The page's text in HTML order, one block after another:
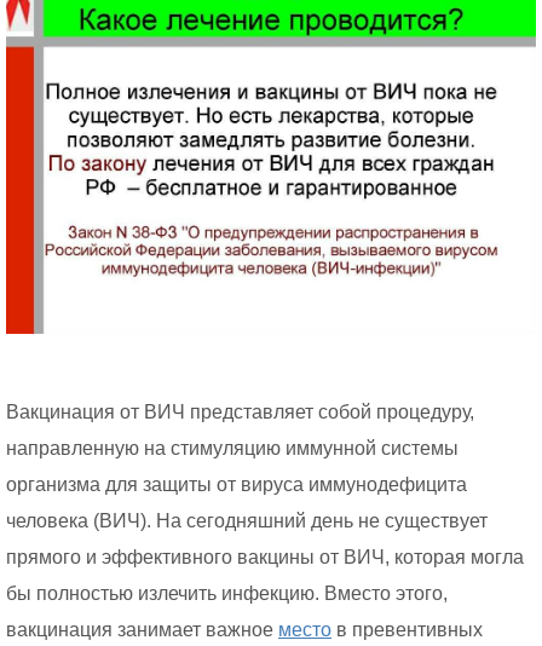
Вакцинация от ВИЧ представляет собой процедуру,
направленную на стимуляцию иммунной системы
организма для защиты от вируса иммунодефицита
человека (ВИЧ). На сегодняшний день не существует
прямого и эффективного вакцины от ВИЧ, которая могла
бы полностью излечить инфекцию. Вместо этого,
вакцинация занимает важное место в превентивных